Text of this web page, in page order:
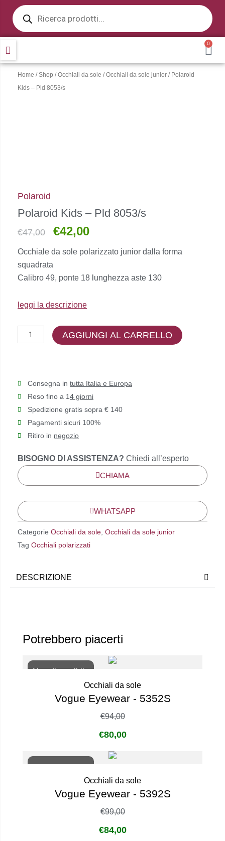
contenuto
Products
search
0
Home /Shop /Occhiali da sole /Occhiali da sole junior / Polaroid
Kids – Pld 8053/s
Polaroid
Polaroid Kids – Pld 8053/s
€47,00
Il
originale
era:
€47,00.
€42,00Il
attuale
€42,00.
Occhiale da sole polarizzato junior dalla forma
squadrata
Calibro 49, ponte 18 lunghezza aste 130
leggi la descrizione
Polaroid
Kids
8053/s
quantità
AGGIUNGI AL CARRELLO
Consegna in tutta Italia e Europa
Reso fino a 14 giorni
Spedizione gratis sopra € 140
Pagamenti sicuri 100%
Ritiro in negozio
BISOGNO DI ASSISTENZA? Chiedi all’esperto
CHIAMA
WHATSAPP
Categorie Occhiali da sole, Occhiali da sole junior
Tag Occhiali polarizzati
DESCRIZIONE
Potrebbero piacerti
Non disponibile
Occhiali da sole
Vogue Eyewear - 5352S
€94,00
€80,00
Occhiali da sole
Vogue Eyewear - 5392S
€99,00
€84,00